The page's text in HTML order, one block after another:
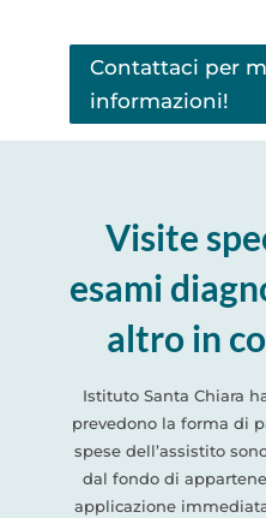
Contattaci per
informazioni!
Visite
esami
altro in
Istituto Santa Chiara
prevedono la forma di
spese dell’assistito
dal fondo di
applicazione